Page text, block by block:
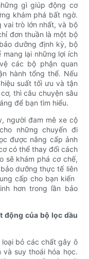
gì giúp động cơ
khám phá bất ngờ.
vai trò lớn nhất, và bộ
đơn thuần là một bộ
dưỡng định kỳ, bộ
lại những lợi ích
các bộ phận quan
hành tổng thể. Nếu
suất tối ưu và tận
thì câu chuyện sâu
để bạn tìm hiểu.
người đam mê xe cộ
những chuyến đi
được nâng cấp ảnh
có thể thay đổi cách
sẽ khám phá cơ chế,
dưỡng thực tế liên
cấp cho bạn kiến
hơn trong lần bảo
động của bộ lọc dầu
bỏ các chất gây ô
và suy thoái hóa học.